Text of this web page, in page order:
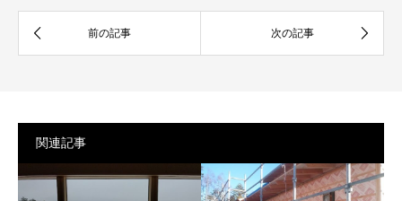
関連記事